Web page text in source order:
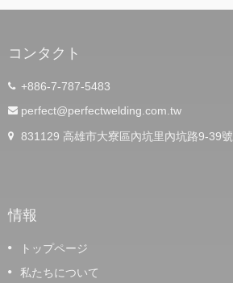
コンタクト
+886-7-787-5483
perfect@perfectwelding.com.tw
831129 高雄市大寮區內坑里內坑路9-39號
情報
トップページ
私たちについて